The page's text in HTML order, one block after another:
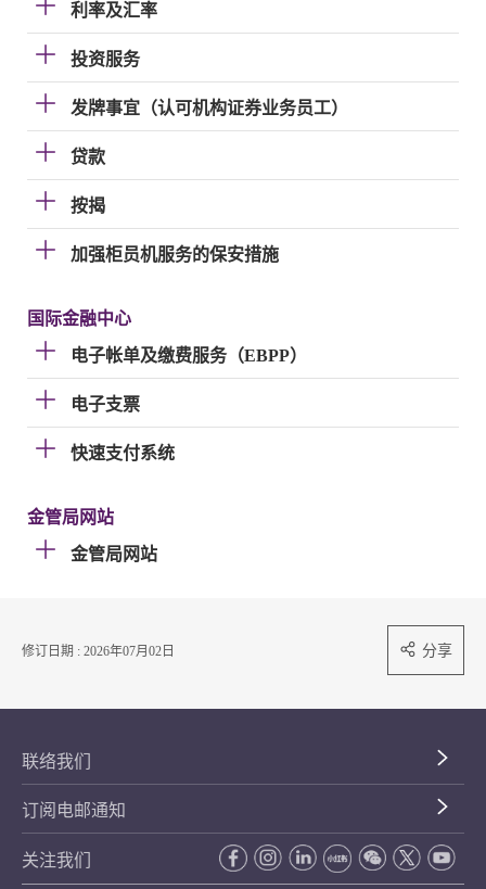
利率及汇率
投资服务
发牌事宜（认可机构证券业务员工）
贷款
按揭
加强柜员机服务的保安措施
国际金融中心
电子帐单及缴费服务（EBPP）
电子支票
快速支付系统
金管局网站
金管局网站
修订日期 : 2026年07月02日 分享
联络我们
订阅电邮通知
关注我们